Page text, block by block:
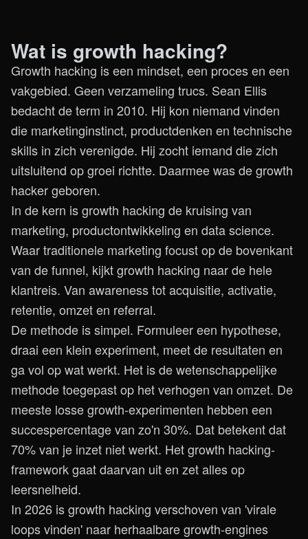
Wat is growth hacking?
Growth hacking is een mindset, een proces en een
vakgebied. Geen verzameling trucs. Sean Ellis
bedacht de term in 2010. Hij kon niemand vinden
die marketinginstinct, productdenken en technische
skills in zich verenigde. Hij zocht iemand die zich
uitsluitend op groei richtte. Daarmee was de growth
hacker geboren.
In de kern is growth hacking de kruising van
marketing, productontwikkeling en data science.
Waar traditionele marketing focust op de bovenkant
van de funnel, kijkt growth hacking naar de hele
klantreis. Van awareness tot acquisitie, activatie,
retentie, omzet en referral.
De methode is simpel. Formuleer een hypothese,
draai een klein experiment, meet de resultaten en
ga vol op wat werkt. Het is de wetenschappelijke
methode toegepast op het verhogen van omzet. De
meeste losse growth-experimenten hebben een
succespercentage van zo'n 30%. Dat betekent dat
70% van je inzet niet werkt. Het growth hacking-
framework gaat daarvan uit en zet alles op
leersnelheid.
In 2026 is growth hacking verschoven van 'virale
loops vinden' naar herhaalbare growth-engines